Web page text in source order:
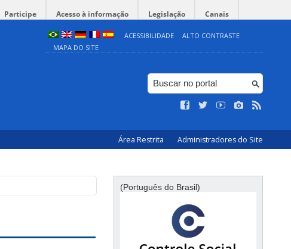
Participe Acesso à informação Legislação Canais
ACESSIBILIDADE
ALTO CONTRASTE
MAPA DO SITE
Área Restrita Administradores do Site
(Português do Brasil)